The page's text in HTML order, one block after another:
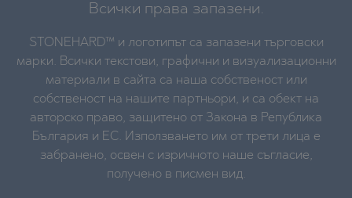
Всички права запазени.
STONEHARD™ и логотипът са запазени търговски
марки. Всички текстови, графични и визуализационни
материали в сайта са наша собственост или
собственост на нашите партньори, и са обект на
авторско право, защитено от Закона в Република
България и ЕС. Използването им от трети лица е
забранено, освен с изричното наше съгласие,
получено в писмен вид.